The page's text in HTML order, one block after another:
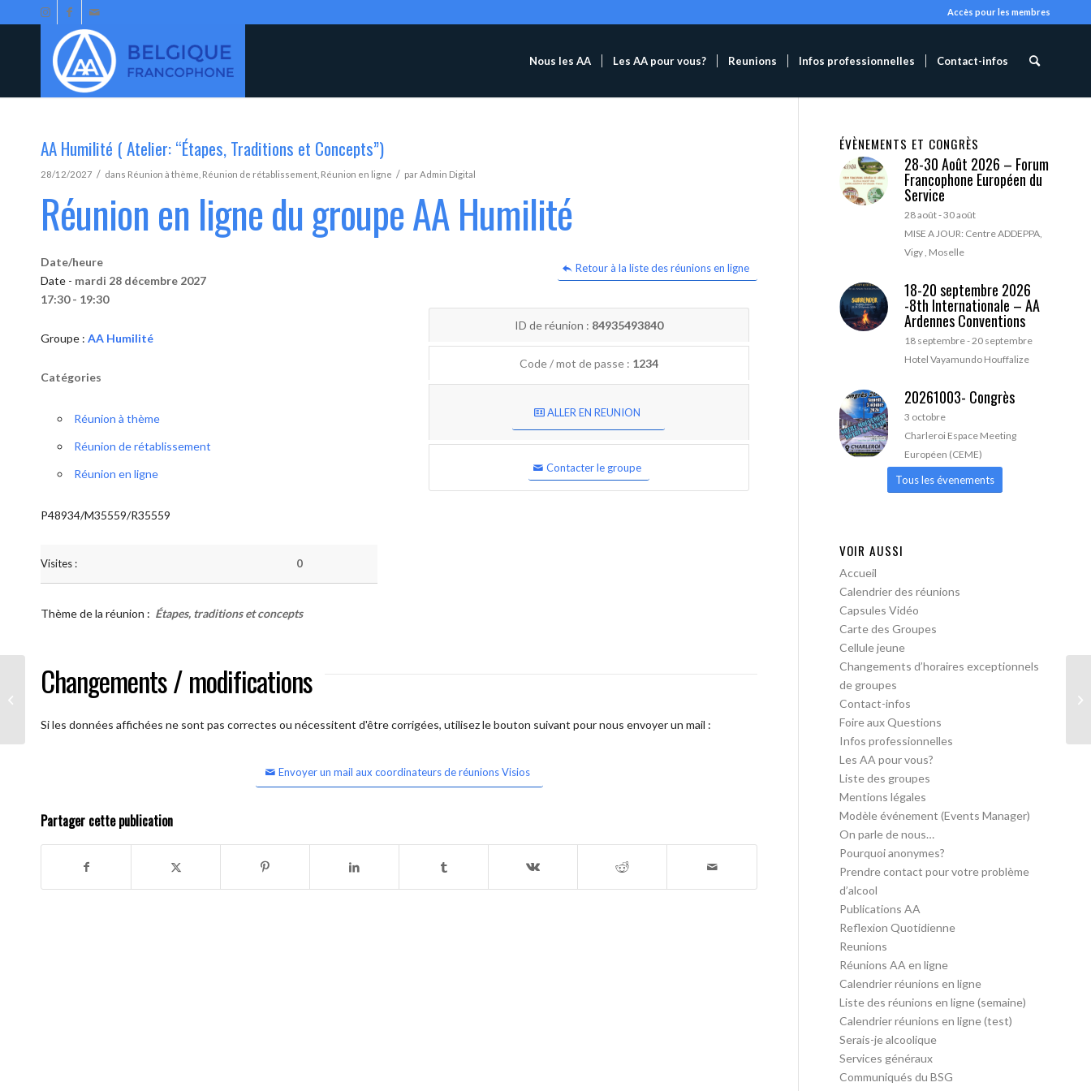
Accès pour les membres
Nous les AA Les AA pour vous? Reunions Infos professionnelles Contact-infos
AA Humilité ( Atelier: “Étapes, Traditions et Concepts”)
28/12/2027 / dans Réunion à thème Réunion de rétablissement Réunion en ligne / parAdmin Digital
Réunion en ligne du groupe AA Humilité
Retour à la liste des réunions en ligne
Date/heure
Date - mardi 28 décembre 2027
17:30 - 19:30
Groupe : AA Humilité
Catégories
Réunion à thème
Réunion de rétablissement
Réunion en ligne
P48934/M35559/R35559
Visites : 0
ID de réunion : 84935493840
Code / mot de passe : 1234
ALLER EN REUNION
Contacter le groupe
Thème de la réunion : Étapes, traditions et concepts
Changements / modifications
Si les données affichées ne sont pas correctes ou nécessitent d'être corrigées, utilisez le bouton suivant pour nous envoyer un mail :
Envoyer un mail aux coordinateurs de réunions Visios
Partager cette publication
ÉVÈNEMENTS ET CONGRÈS
28-30 Août 2026 – Forum
Francophone Européen du
Service
28 août-30 août
MISE A JOUR: Centre ADDEPPA,
Vigy , Moselle
18-20 septembre 2026
-8th Internationale – AA
Ardennes Conventions
18 septembre-20 septembre
Hotel Vayamundo Houffalize
20261003- Congrès
3 octobre
Charleroi Espace Meeting
Européen (CEME)
Tous les évenements
VOIR AUSSI
Accueil
Calendrier des réunions
Capsules Vidéo
Carte des Groupes
Cellule jeune
Changements d’horaires exceptionnels
de groupes
Contact-infos
Foire aux Questions
Infos professionnelles
Les AA pour vous?
Liste des groupes
Mentions légales
Modèle événement (Events Manager)
On parle de nous…
Pourquoi anonymes?
Prendre contact pour votre problème
d’alcool
Publications AA
Reflexion Quotidienne
Reunions
Réunions AA en ligne
Calendrier réunions en ligne
Liste des réunions en ligne (semaine)
Calendrier réunions en ligne (test)
Serais-je alcoolique
Services généraux
Communiqués du BSG
AA Humilité ( Atelier: “Étapes,